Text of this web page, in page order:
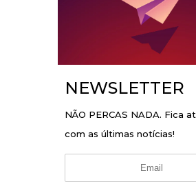
NEWSLETTER
NÃO PERCAS NADA. Fica
com as últimas notícias!